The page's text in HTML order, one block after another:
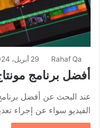
Rahaf Qa 29 أبريل، 2024
أفضل برنامج مونتاج
عند البحث عن أفضل
الفيديو سواء عن إجراء